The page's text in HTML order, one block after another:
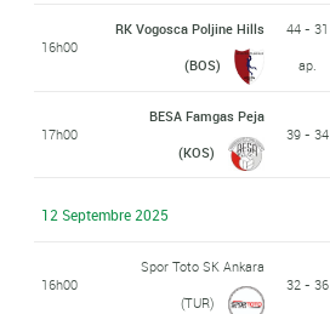
16h00
RK Vogosca Poljine Hills
(BOS)
44 - 31
ap.
17h00
BESA Famgas Peja
(KOS)
39 - 34
12 Septembre 2025
16h00
Spor Toto SK Ankara
(TUR)
32 - 36